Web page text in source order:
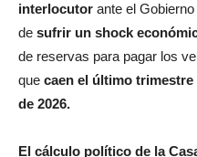
interlocutor ante el
de sufrir un shock
de reservas para pagar los
que caen el último trimestre
de 2026.
El cálculo político de la